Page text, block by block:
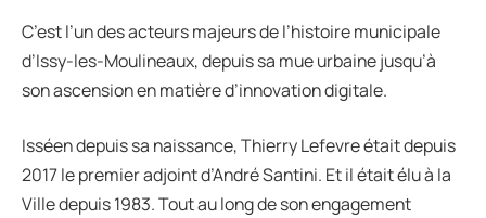
C’est l’un des acteurs majeurs de l’histoire municipale
d’Issy-les-Moulineaux, depuis sa mue urbaine jusqu’à
son ascension en matière d’innovation digitale.
Isséen depuis sa naissance, Thierry Lefevre était depuis
2017 le premier adjoint d’André Santini. Et il était élu à la
Ville depuis 1983. Tout au long de son engagement